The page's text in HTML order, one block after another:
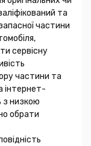
та
частини
сервісну
частини та
інтернет-
з низкою
обрати